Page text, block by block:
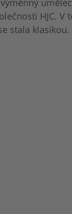
HJC.
stala klasikou.